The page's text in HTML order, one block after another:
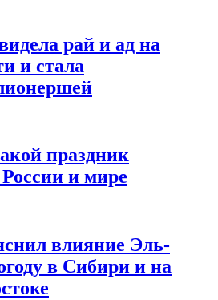
рай и ад на
и стала
праздник
и мире
влияние Эль-
в Сибири и на